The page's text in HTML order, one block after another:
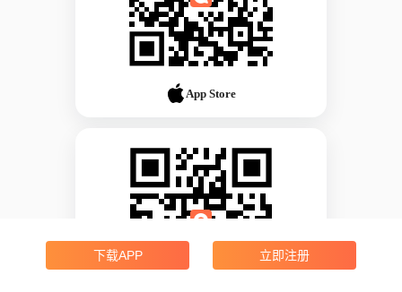
App Store
下载APP 立即注册